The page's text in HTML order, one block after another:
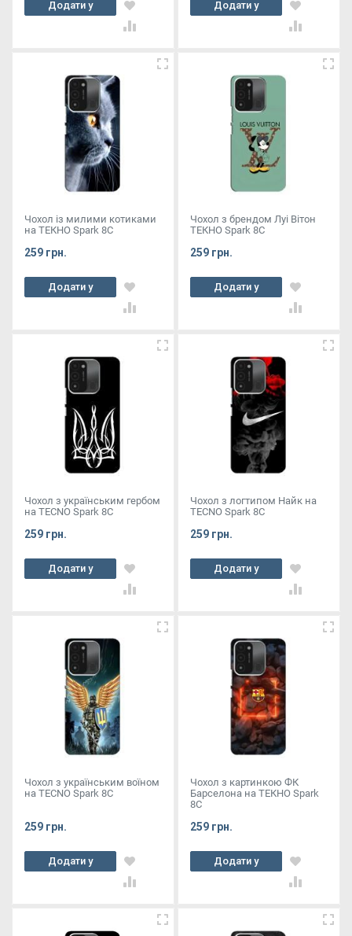
Додати у
кошик
Додати у
кошик
Чохол із милими котиками
на ТЕКНО Spark 8C
259 грн.
Додати у
кошик
Чохол з брендом Луі Вітон
ТЕКНО Spark 8C
259 грн.
Додати у
кошик
Чохол з українським гербом
на TECNO Spark 8C
259 грн.
Додати у
кошик
Чохол з логтипом Найк на
TECNO Spark 8C
259 грн.
Додати у
кошик
Чохол з українським воїном
на TECNO Spark 8C
259 грн.
Додати у
кошик
Чохол з картинкою ФК
Барселона на ТЕКНО Spark
8C
259 грн.
Додати у
кошик